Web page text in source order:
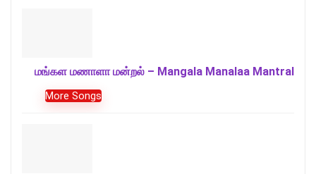
மங்கள மணாளா மன்றல் – Mangala Manalaa Mantral
More Songs